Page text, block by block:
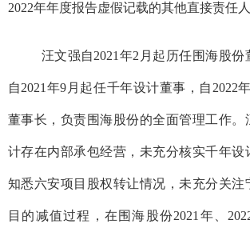
2022年年度报告虚假记载的其他直接责任人
汪文强自2021年2月起历任围海股份
自2021年9月 起任千年设计董事， 自2022
董事长，负责围海股份的全面管理工作。
计存在内部承包经营， 未充分核实千年设
知悉六安项目股权转让情况，未充分关注
目的减值过程，在 围海股份2021年、